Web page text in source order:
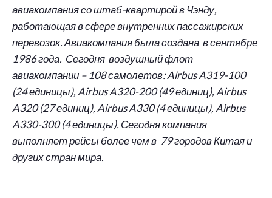
авиакомпания со штаб-квартирой в Чэнду,
работающая в сфере внутренних пассажирских
перевозок. Авиакомпания была создана в сентябре
1986 года. Сегодня воздушный флот
авиакомпании – 108 самолетов: Airbus A319-100
(24 единицы), Airbus A320-200 (49 единиц), Airbus
A320 (27 единиц), Airbus A330 (4 единицы), Airbus
A330-300 (4 единицы). Сегодня компания
выполняет рейсы более чем в 79 городов Китая и
других стран мира.